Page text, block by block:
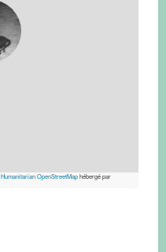
Humanitarian OpenStreetMaphébergé par